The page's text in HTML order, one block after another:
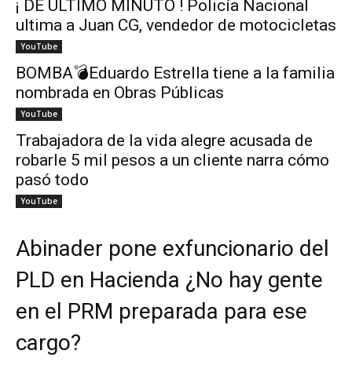
¡ DE ÚLTIMO MINUTO ! Policía Nacional
ultima a Juan CG, vendedor de motocicletas
YouTube
BOMBA💣Eduardo Estrella tiene a la familia
nombrada en Obras Públicas
YouTube
Trabajadora de la vida alegre acusada de
robarle 5 mil pesos a un cliente narra cómo
pasó todo
YouTube
Abinader pone exfuncionario del
PLD en Hacienda ¿No hay gente
en el PRM preparada para ese
cargo?